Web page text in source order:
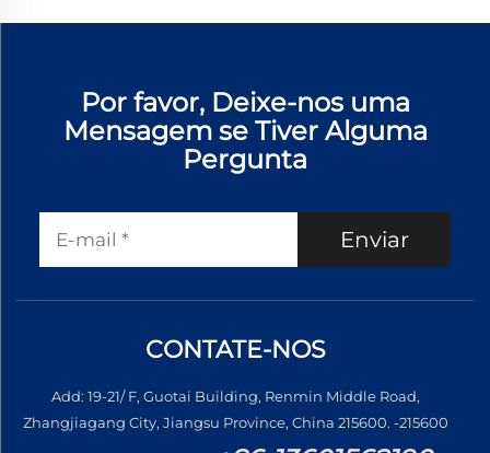
Por favor, Deixe-nos uma
Mensagem se Tiver Alguma
Pergunta
Enviar
CONTATE-NOS
Add: 19-21/ F, Guotai Building, Renmin Middle Road,
Zhangjiagang City, Jiangsu Province, China 215600. -215600